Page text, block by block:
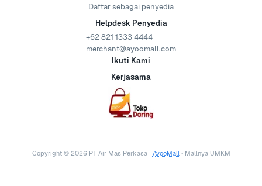
Daftar sebagai penyedia
Helpdesk Penyedia
+62 821 1333 4444
merchant@ayoomall.com
Ikuti Kami
Kerjasama
Copyright © 2026 PT Air Mas Perkasa | AyooMall • Mallnya UMKM